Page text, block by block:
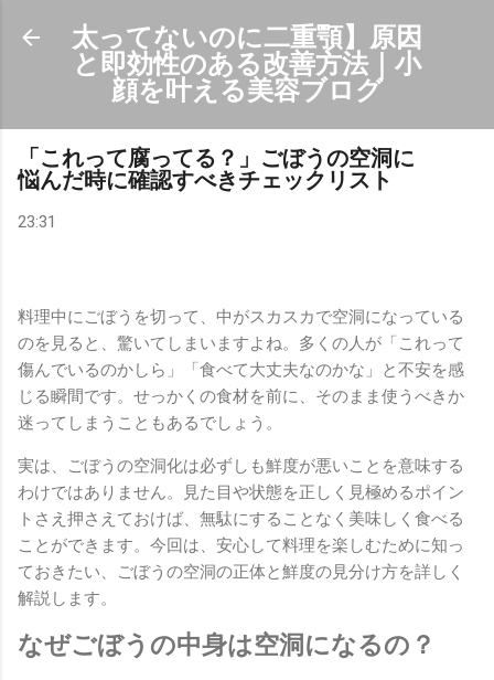
スキップしてメイン コンテンツに移動
太ってないのに二重顎】原因
と即効性のある改善方法｜小
顔を叶える美容ブログ
「これって腐ってる？」ごぼうの空洞に
悩んだ時に確認すべきチェックリスト
23:31
料理中にごぼうを切って、中がスカスカで空洞になっている
のを見ると、驚いてしまいますよね。多くの人が「これって
傷んでいるのかしら」「食べて大丈夫なのかな」と不安を感
じる瞬間です。せっかくの食材を前に、そのまま使うべきか
迷ってしまうこともあるでしょう。
実は、ごぼうの空洞化は必ずしも鮮度が悪いことを意味する
わけではありません。見た目や状態を正しく見極めるポイン
トさえ押さえておけば、無駄にすることなく美味しく食べる
ことができます。今回は、安心して料理を楽しむために知っ
ておきたい、ごぼうの空洞の正体と鮮度の見分け方を詳しく
解説します。
なぜごぼうの中身は空洞になるの？